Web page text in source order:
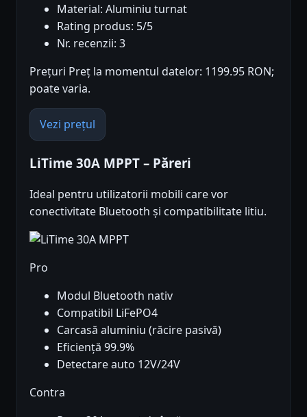
Material: Aluminiu turnat
Rating produs: 5/5
Nr. recenzii: 3
Prețuri Preț la momentul datelor: 1199.95 RON;
poate varia.
Vezi prețul
LiTime 30A MPPT – Păreri
Ideal pentru utilizatorii mobili care vor
conectivitate Bluetooth și compatibilitate litiu.
Pro
Modul Bluetooth nativ
Compatibil LiFePO4
Carcasă aluminiu (răcire pasivă)
Eficiență 99.9%
Detectare auto 12V/24V
Contra